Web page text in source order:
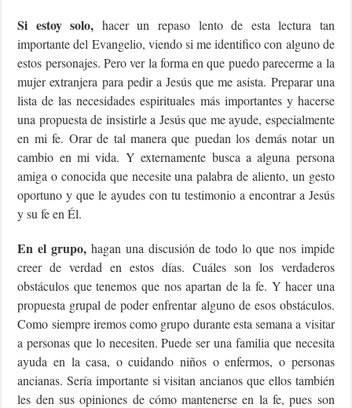
Si estoy solo, hacer un repaso lento de esta lectura tan
importante del Evangelio, viendo si me identifico con alguno de
estos personajes. Pero ver la forma en que puedo parecerme a la
mujer extranjera para pedir a Jesús que me asista. Preparar una
lista de las necesidades espirituales más importantes y hacerse
una propuesta de insistirle a Jesús que me ayude, especialmente
en mi fe. Orar de tal manera que puedan los demás notar un
cambio en mi vida. Y externamente busca a alguna persona
amiga o conocida que necesite una palabra de aliento, un gesto
oportuno y que le ayudes con tu testimonio a encontrar a Jesús
y su fe en Él.
En el grupo, hagan una discusión de todo lo que nos impide
creer de verdad en estos días. Cuáles son los verdaderos
obstáculos que tenemos que nos apartan de la fe. Y hacer una
propuesta grupal de poder enfrentar alguno de esos obstáculos.
Como siempre iremos como grupo durante esta semana a visitar
a personas que lo necesiten. Puede ser una familia que necesita
ayuda en la casa, o cuidando niños o enfermos, o personas
ancianas. Sería importante si visitan ancianos que ellos también
les den sus opiniones de cómo mantenerse en la fe, pues son